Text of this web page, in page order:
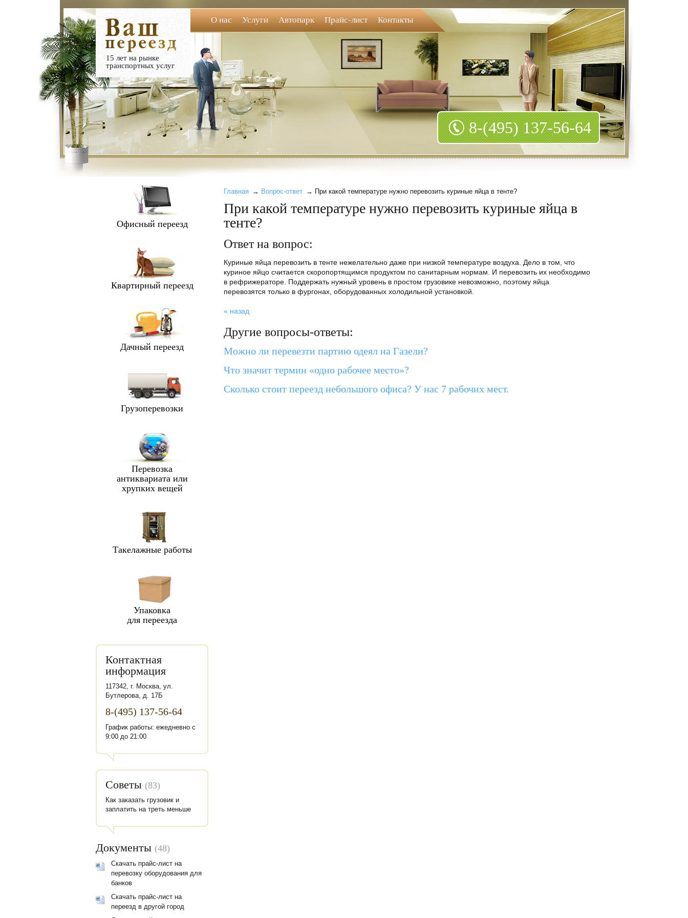
15 лет на рынке
транспортных услуг
О нас Услуги Автопарк Прайс-лист Контакты
8-(495) 137-56-64
Главная → Вопрос-ответ → При какой температуре нужно перевозить куриные яйца в тенте?
При какой температуре нужно перевозить куриные яйца в
тенте?
Ответ на вопрос:
Куриные яйца перевозить в тенте нежелательно даже при низкой температуре воздуха. Дело в том, что
куриное яйцо считается скоропортящимся продуктом по санитарным нормам. И перевозить их необходимо
в рефрижераторе. Поддержать нужный уровень в простом грузовике невозможно, поэтому яйца
перевозятся только в фургонах, оборудованных холодильной установкой.
« назад
Другие вопросы-ответы:
Можно ли перевезти партию одеял на Газели?
Что значит термин «одно рабочее место»?
Сколько стоит переезд небольшого офиса? У нас 7 рабочих мест.
Офисный переезд
Квартирный переезд
Дачный переезд
Грузоперевозки
Перевозка
антиквариата или
хрупких вещей
Такелажные работы
Упаковка
для переезда
Контактная
информация
117342, г. Москва, ул.
Бутлерова, д. 17Б
8-(495) 137-56-64
График работы: ежедневно с
9:00 до 21:00
Советы (83)
Как заказать грузовик и
заплатить на треть меньше
Документы (48)
Скачать прайс-лист на
перевозку оборудования для
банков
Скачать прайс-лист на
переезд в другой город